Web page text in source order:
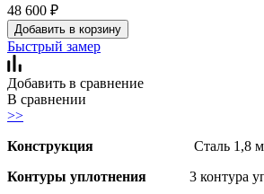
48 600 ₽
Добавить в корзину
Быстрый замер
Добавить в сравнение
В сравнении
>>
Конструкция Сталь 1,8
Контуры уплотнения 3 контура